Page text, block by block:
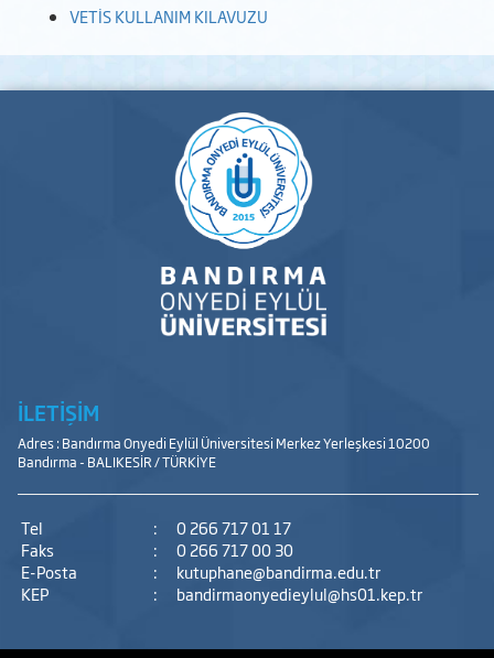
VETİS KULLANIM KILAVUZU
İLETİŞİM
Adres : Bandırma Onyedi Eylül Üniversitesi Merkez Yerleşkesi 10200
Bandırma - BALIKESİR / TÜRKİYE
Tel :
0 266 717 01 17
Faks
:
0 266 717 00 30
E-Posta
:
kutuphane@bandirma.edu.tr
KEP
: bandirmaonyedieylul@hs01.kep.tr